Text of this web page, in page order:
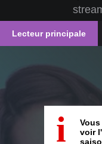
Lecteur principale
i
voir